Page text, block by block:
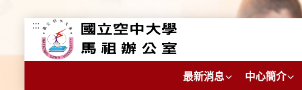
跳到主要內容區塊
:::
最新消息 中心簡介